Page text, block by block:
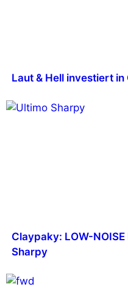
Laut & Hell investiert in
Claypaky: LOW-
Sharpy